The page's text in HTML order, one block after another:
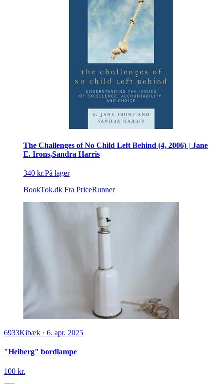
The Challenges of No Child Left Behind (4, 2006) | Jane
E. Irons,Sandra Harris
340 kr.På lager
BookTok.dk Fra PriceRunner
6933Kibæk · 6. apr. 2025
"Heiberg" bordlampe
100 kr.